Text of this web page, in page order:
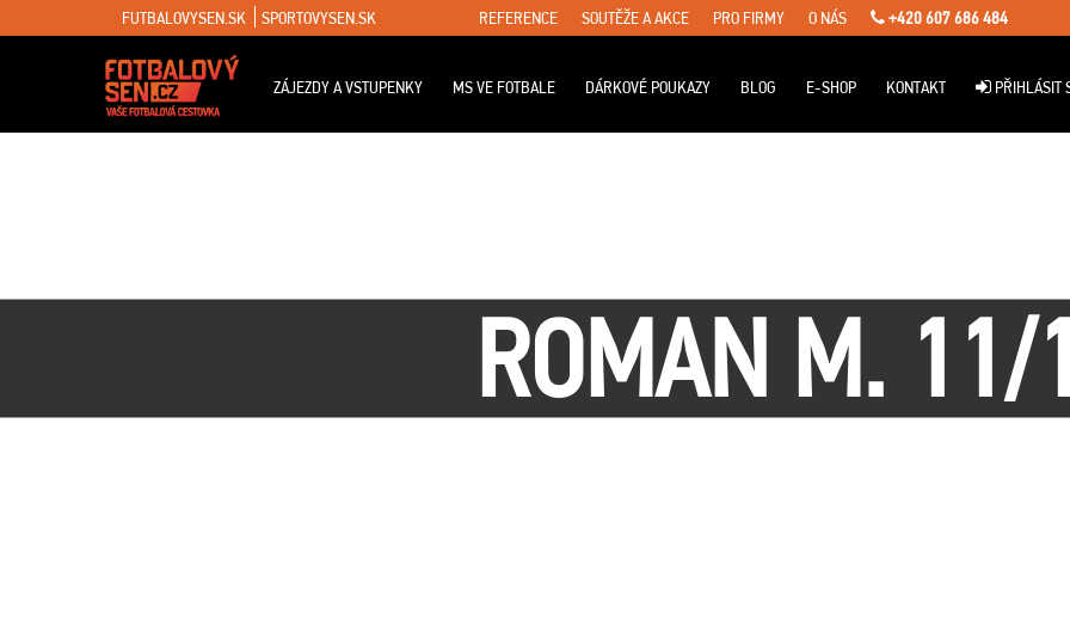
FUTBALOVYSEN.SK SPORTOVYSEN.SK REFERENCE SOUTĚŽE A AKCE PRO FIRMY O NÁS +420 607 686 484
ZÁJEZDY A VSTUPENKY MS VE FOTBALE DÁRKOVÉ POUKAZY BLOG E-SHOP KONTAKT PŘIHLÁSIT
ROMAN M. 11/